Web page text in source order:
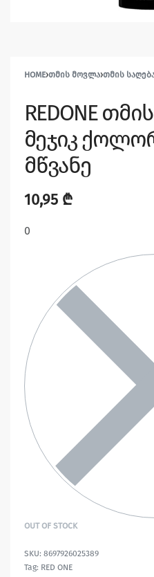
HOME›ᲗᲛᲘᲡ ᲛᲝᲕᲚᲐ›ᲗᲛᲘᲡ
REDONE
მეჯიკ
მწვანე
10,95 ₾
0
OUT OF STOCK
8697926025389
Tag: RED ONE